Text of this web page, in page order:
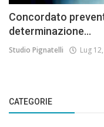
Concordato
determinazione...
Studio Pignatelli Lug
CATEGORIE